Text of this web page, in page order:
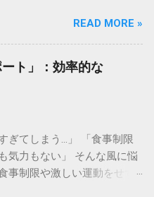
僕の習慣と、理想のボディ
的な環境、それぞれの選択
コツ！体質改善を目指す具
く続けられるエクササイズ
を目指すパーソナルトレー
指す無料体験はこちら] 毎
取り入れたいと思っても、
なくなることは誰にでもあ
メニューの変更は、長続き
READ MORE »
ト」：効率的な
ぎてしまう…」 「食事制限
気力もない」 そんな風に悩
事制限や激しい運動をせず